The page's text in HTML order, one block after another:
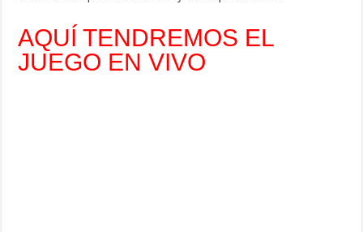
AQUÍ TENDREMOS EL
JUEGO EN VIVO